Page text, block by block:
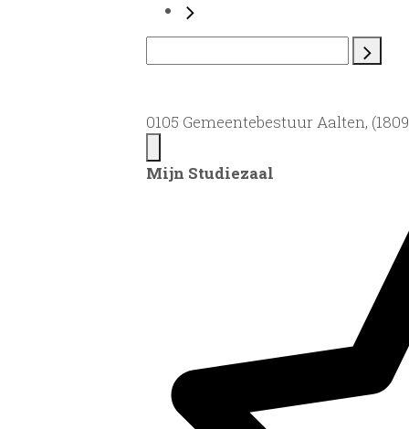
0105 Gemeentebestuur Aalten,
Mijn Studiezaal